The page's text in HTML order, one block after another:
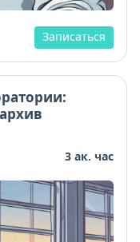
Записаться
3 ак. час